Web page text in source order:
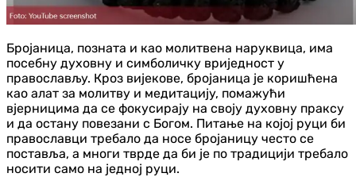
Бројаница, позната и као молитвена наруквица, има
посебну духовну и симболичку вриједност у
православљу. Кроз вијекове, бројаница је коришћена
као алат за молитву и медитацију, помажући
вјерницима да се фокусирају на своју духовну праксу
и да остану повезани с Богом. Питање на којој руци би
православци требало да носе бројаницу често се
поставља, а многи тврде да би је по традицији требало
носити само на једној руци.